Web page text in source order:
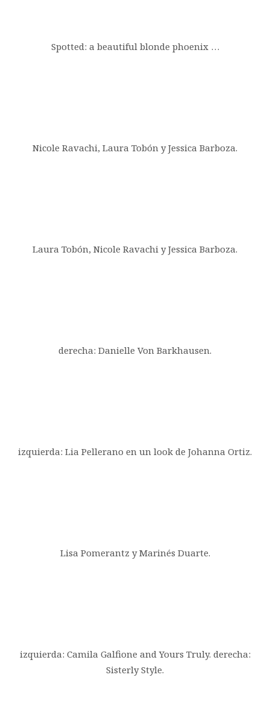
Spotted: a beautiful blonde phoenix …
Nicole Ravachi, Laura Tobón y Jessica Barboza.
Laura Tobón, Nicole Ravachi y Jessica Barboza.
derecha: Danielle Von Barkhausen.
izquierda: Lia Pellerano en un look de Johanna Ortiz.
Lisa Pomerantz y Marinés Duarte.
izquierda: Camila Galfione and Yours Truly. derecha:
Sisterly Style.